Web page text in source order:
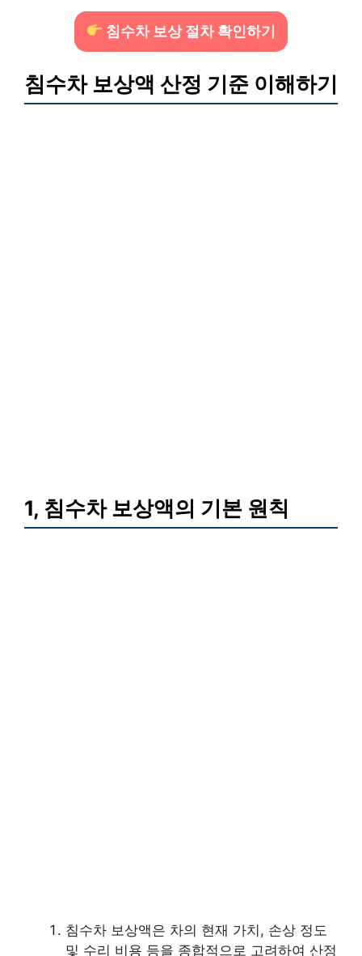
침수차 보상 절차 확인하기
침수차 보상액 산정 기준 이해하기
1, 침수차 보상액의 기본 원칙
침수차 보상액은 차의 현재 가치, 손상 정도
및 수리 비용 등을 종합적으로 고려하여 산정